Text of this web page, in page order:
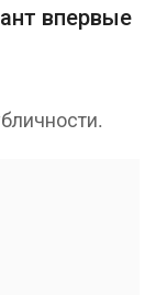
впервые